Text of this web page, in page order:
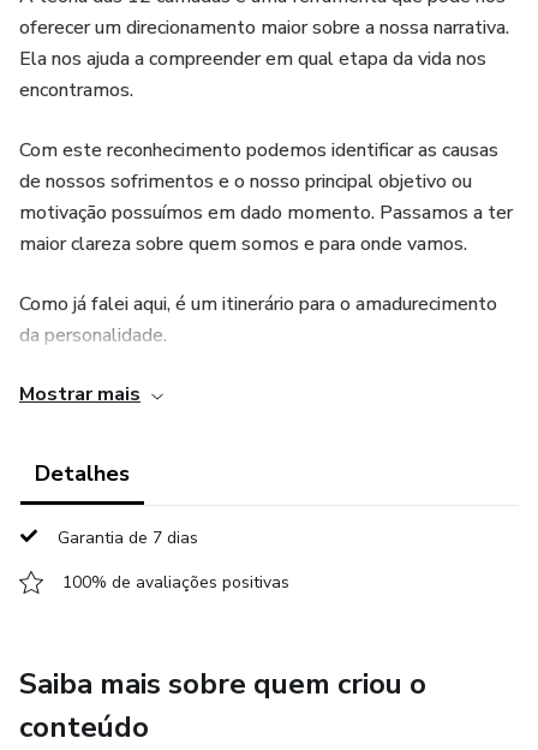
oferecer um direcionamento maior sobre a nossa narrativa.
Ela nos ajuda a compreender em qual etapa da vida nos
encontramos.
Com este reconhecimento podemos identificar as causas
de nossos sofrimentos e o nosso principal objetivo ou
motivação possuímos em dado momento. Passamos a ter
maior clareza sobre quem somos e para onde vamos.
Como já falei aqui, é um itinerário para o amadurecimento
da personalidade.
Podemos com ela estabelecer algum grau de
aqueles que nos cercam.
Mostrar mais
Detalhes
Garantia de 7 dias
100% de avaliações positivas
Saiba mais sobre quem criou o
conteúdo